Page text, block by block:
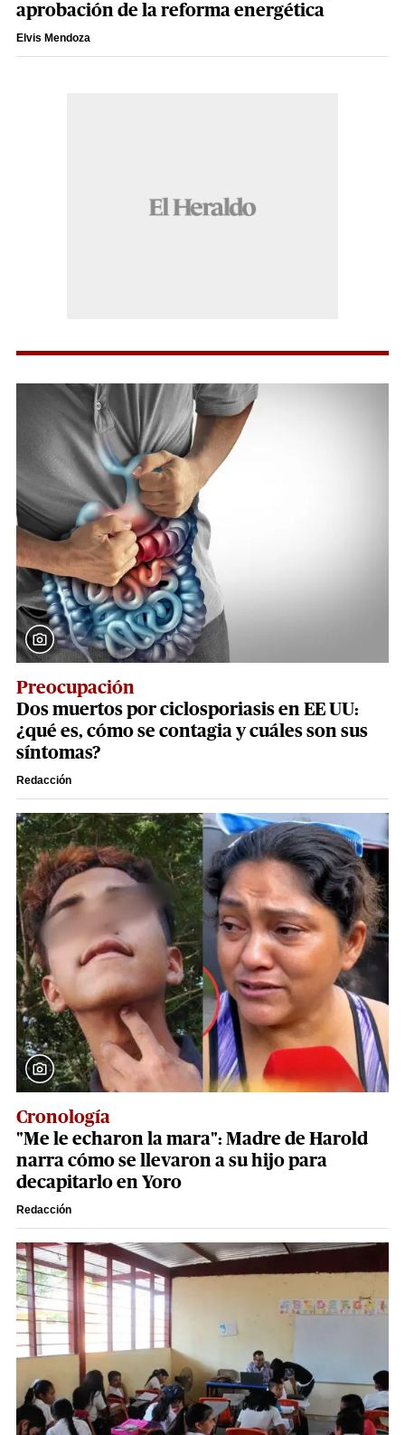
aprobación de la reforma energética
Elvis Mendoza
Preocupación
Dos muertos por ciclosporiasis en EE UU:
¿qué es, cómo se contagia y cuáles son sus
síntomas?
Redacción
Cronología
"Me le echaron la mara": Madre de Harold
narra cómo se llevaron a su hijo para
decapitarlo en Yoro
Redacción